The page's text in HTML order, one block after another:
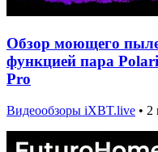
Обзор моющего
функцией пара
Pro
Видеообзоры iXBT.live • 2